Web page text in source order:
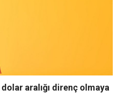
aralığı direnç olmaya